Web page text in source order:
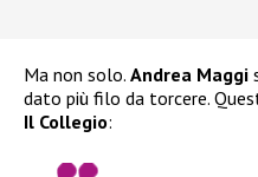
Ma non solo. Andrea Maggi
dato più filo da torcere.
Il Collegio: